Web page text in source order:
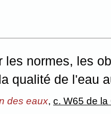
les normes, les
qualité de l'eau
des eaux, c. W65 de la